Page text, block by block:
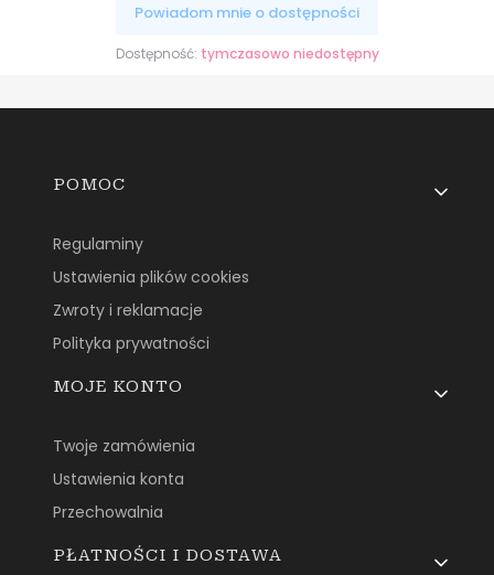
Powiadom mnie o dostępności
Dostępność: tymczasowo niedostępny
Linki w stopce
POMOC
Regulaminy
Ustawienia plików cookies
Zwroty i reklamacje
Polityka prywatności
MOJE KONTO
Twoje zamówienia
Ustawienia konta
Przechowalnia
PŁATNOŚCI I DOSTAWA